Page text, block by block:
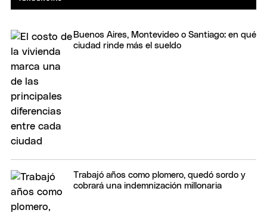
Buenos Aires, Montevideo o Santiago: en qué
ciudad rinde más el sueldo
Trabajó años como plomero, quedó sordo y
cobrará una indemnización millonaria